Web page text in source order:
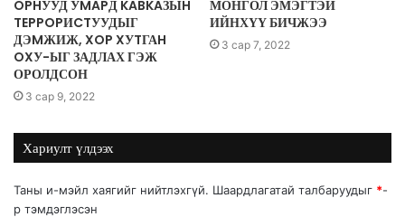
OPHУУД УMAPД KABKAЗЫH
TEPPOPИCTУУДЫГ
ДЭMЖИЖ, XOP XУTГАH
OXУ-ЫГ ЗАДЛАХ ГЭЖ
ОРОЛДСОН
3 сар 9, 2022
МОНГОЛ ЭМЭГТЭЙ
ИЙНХҮҮ БИЧЖЭЭ
3 сар 7, 2022
Хариулт үлдээх
Таны и-мэйл хаягийг нийтлэхгүй. Шаардлагатай талбаруудыг *-
р тэмдэглэсэн